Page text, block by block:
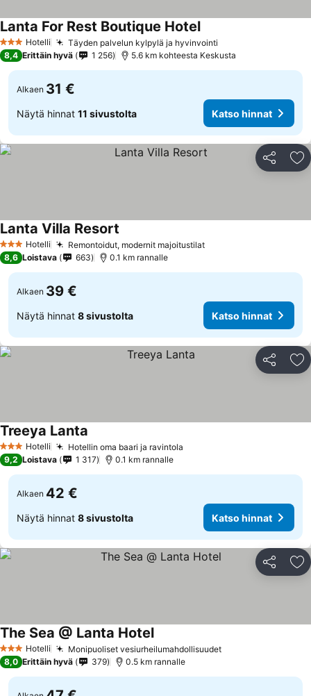
3 Tähtiluokitus
Hotelli Täyden palvelun kylpylä ja hyvinvointi
Lanta For Rest Boutique Hotel
8,4 Erittäin hyvä 1 256 5.6 km kohteesta Keskusta
Alkaen 31 €
Näytä hinnat 11 sivustolta Katso hinnat
Jaa
3 Tähtiluokitus
Hotelli Remontoidut, modernit majoitustilat
Lanta Villa Resort
8,6 Loistava 663 0.1 km rannalle
Alkaen 39 €
Näytä hinnat 8 sivustolta Katso hinnat
Jaa
3 Tähtiluokitus
Hotelli Hotellin oma baari ja ravintola
Treeya Lanta
9,2 Loistava 1 317 0.1 km rannalle
Alkaen 42 €
Näytä hinnat 8 sivustolta Katso hinnat
Jaa
3 Tähtiluokitus
Hotelli Monipuoliset vesiurheilumahdollisuudet
The Sea @ Lanta Hotel
8,0 Erittäin hyvä 379 0.5 km rannalle